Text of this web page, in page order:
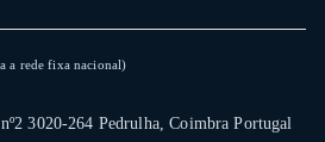
a rede fixa nacional)
3020-264 Pedrulha, Coimbra Portugal